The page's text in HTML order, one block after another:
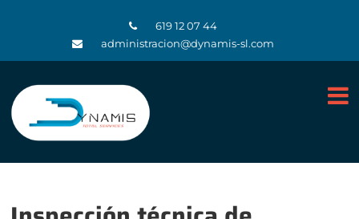
619 12 07 44
administracion@dynamis-sl.com